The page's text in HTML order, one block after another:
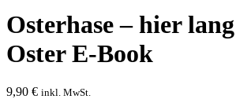
Osterhase – hier
Oster E-Book
9,90 € inkl. MwSt.